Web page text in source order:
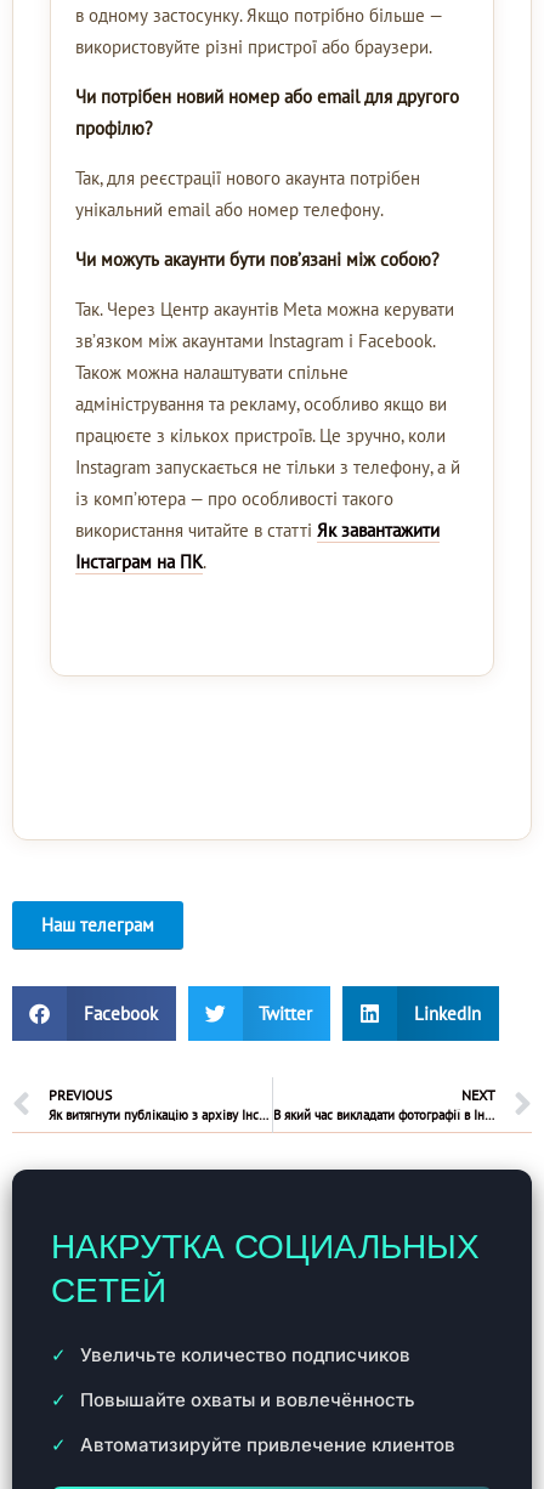
в одному застосунку. Якщо потрібно більше —
використовуйте різні пристрої або браузери.
Чи потрібен новий номер або email для другого
профілю?
Так, для реєстрації нового акаунта потрібен
унікальний email або номер телефону.
Чи можуть акаунти бути пов’язані між собою?
Так. Через Центр акаунтів Meta можна керувати
зв’язком між акаунтами Instagram і Facebook.
Також можна налаштувати спільне
адміністрування та рекламу, особливо якщо ви
працюєте з кількох пристроїв. Це зручно, коли
Instagram запускається не тільки з телефону, а й
із комп’ютера — про особливості такого
використання читайте в статті Як завантажити
Інстаграм на ПК.
Наш телеграм
Facebook Twitter LinkedIn
PREVIOUS
Як витягнути публікацію з архіву Інстаграм
NEXT
В який час викладати фотографії в Інстаграмі
НАКРУТКА СОЦИАЛЬНЫХ
СЕТЕЙ
Увеличьте количество подписчиков
Повышайте охваты и вовлечённость
Автоматизируйте привлечение клиентов